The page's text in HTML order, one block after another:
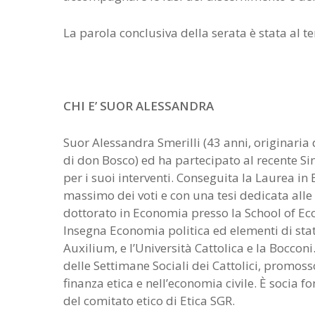
La parola conclusiva della serata è stata al
CHI E’ SUOR ALESSANDRA
Suor Alessandra Smerilli (43 anni,
di don Bosco) ed ha partecipato al recente
per i suoi interventi. Conseguita la Laurea in
massimo dei voti e con una tesi dedicata
dottorato in Economia presso la School of
Insegna Economia politica ed elementi di
Auxilium, e l’Università Cattolica e la
delle Settimane Sociali dei Cattolici,
finanza etica e nell’economia civile. È socia
del comitato etico di Etica SGR.